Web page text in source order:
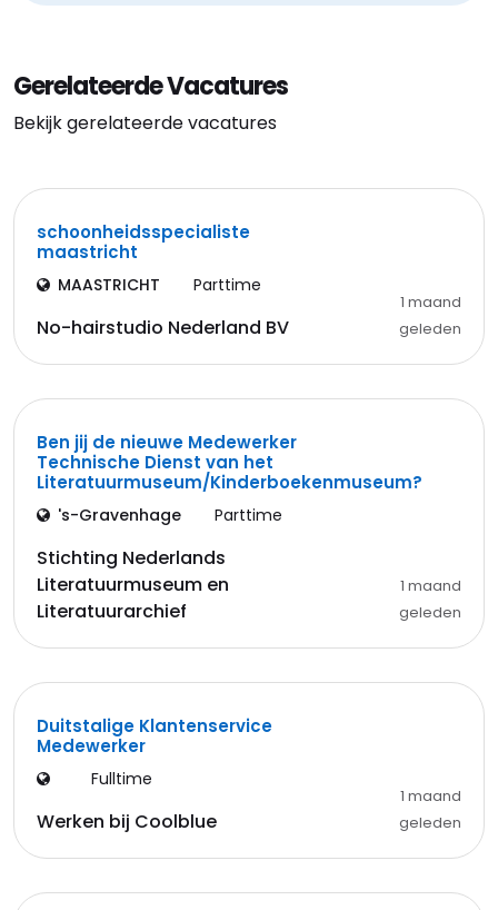
Gerelateerde Vacatures
Bekijk gerelateerde vacatures
schoonheidsspecialiste
maastricht
MAASTRICHT Parttime
No-hairstudio Nederland BV
1 maand
geleden
Ben jij de nieuwe Medewerker
Technische Dienst van het
Literatuurmuseum/Kinderboekenmuseum?
's-Gravenhage Parttime
Stichting Nederlands
Literatuurmuseum en
Literatuurarchief
1 maand
geleden
Duitstalige Klantenservice
Medewerker
Fulltime
Werken bij Coolblue
1 maand
geleden